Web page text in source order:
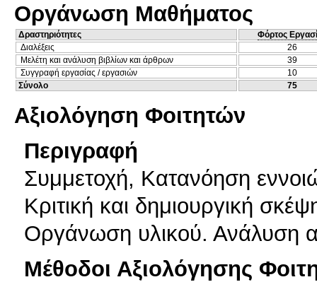
Οργάνωση Μαθήματος
Δραστηριότητες
Φόρτος
Διαλέξεις
26
Μελέτη και ανάλυση βιβλίων και άρθρων
39
Συγγραφή εργασίας / εργασιών
10
Σύνολο
75
Αξιολόγηση Φοιτητών
Περιγραφή
Συμμετοχή, Κατανόηση
Κριτική και δημιουργική
Οργάνωση υλικού. Ανάλυση
Μέθοδοι Αξιολόγησης